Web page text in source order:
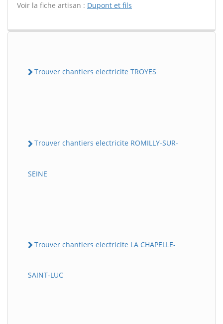
Voir la fiche artisan : Dupont et fils
Trouver chantiers electricite TROYES
Trouver chantiers electricite ROMILLY-SUR-
SEINE
Trouver chantiers electricite LA CHAPELLE-
SAINT-LUC